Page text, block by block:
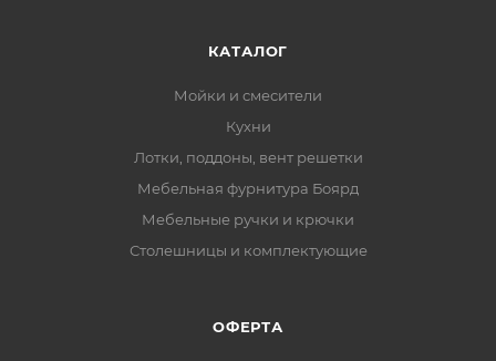
КАТАЛОГ
Мойки и смесители
Кухни
Лотки, поддоны, вент решетки
Мебельная фурнитура Боярд
Мебельные ручки и крючки
Столешницы и комплектующие
ОФЕРТА